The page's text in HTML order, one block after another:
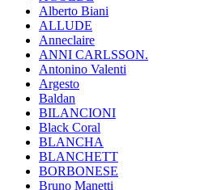
Alberto Biani
ALLUDE
Anneclaire
ANNI CARLSSON.
Antonino Valenti
Argesto
Baldan
BILANCIONI
Black Coral
BLANCHA
BLANCHETT
BORBONESE
Bruno Manetti